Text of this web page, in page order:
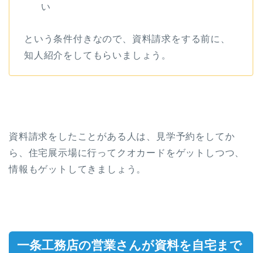
い
という条件付きなので、資料請求をする前に、
知人紹介をしてもらいましょう。
資料請求をしたことがある人は、見学予約をしてか
ら、住宅展示場に行ってクオカードをゲットしつつ、
情報もゲットしてきましょう。
一条工務店の営業さんが資料を自宅まで